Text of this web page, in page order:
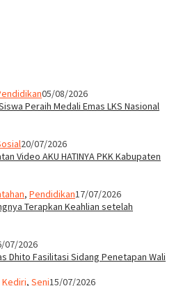
05/08/2026
Peraih Medali Emas LKS Nasional
20/07/2026
Video AKU HATINYA PKK Kabupaten
, Pendidikan17/07/2026
Terapkan Keahlian setelah
07/2026
Dhito Fasilitasi Sidang Penetapan Wali
Kediri, Seni15/07/2026